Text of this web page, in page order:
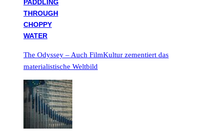
The Odyssey – Auch FilmKultur zementiert das
materialistische Weltbild